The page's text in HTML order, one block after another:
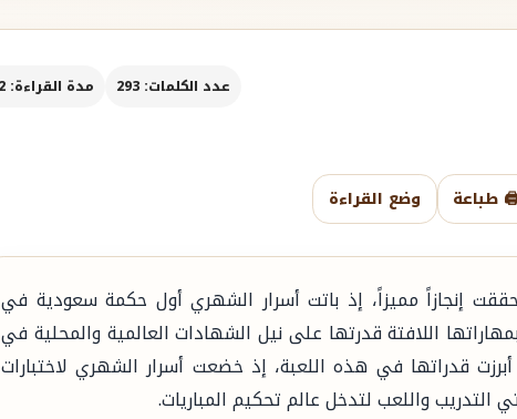
عدد الكلمات: 293 مدة القراءة: 2 د
طباعة وضع القراءة
إنجازاً مميزاً، إذ باتت أسرار الشهري أول حكمة سعودية في
بمهاراتها اللافتة قدرتها على نيل الشهادات العالمية والمحلية في
أبرزت قدراتها في هذه اللعبة، إذ خضعت أسرار الشهري لاختبارات
واللعب لتدخل عالم تحكيم المباريات.